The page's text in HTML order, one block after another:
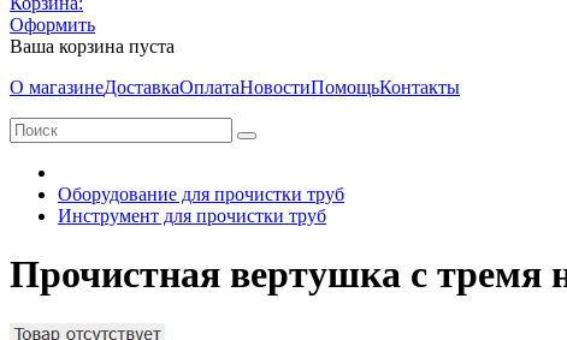
Оформить
Ваша корзина пуста
О магазинеДоставкаОплатаНовостиПомощьКонтакты
Оборудование для прочистки труб
Инструмент для прочистки труб
Прочистная вертушка с тремя